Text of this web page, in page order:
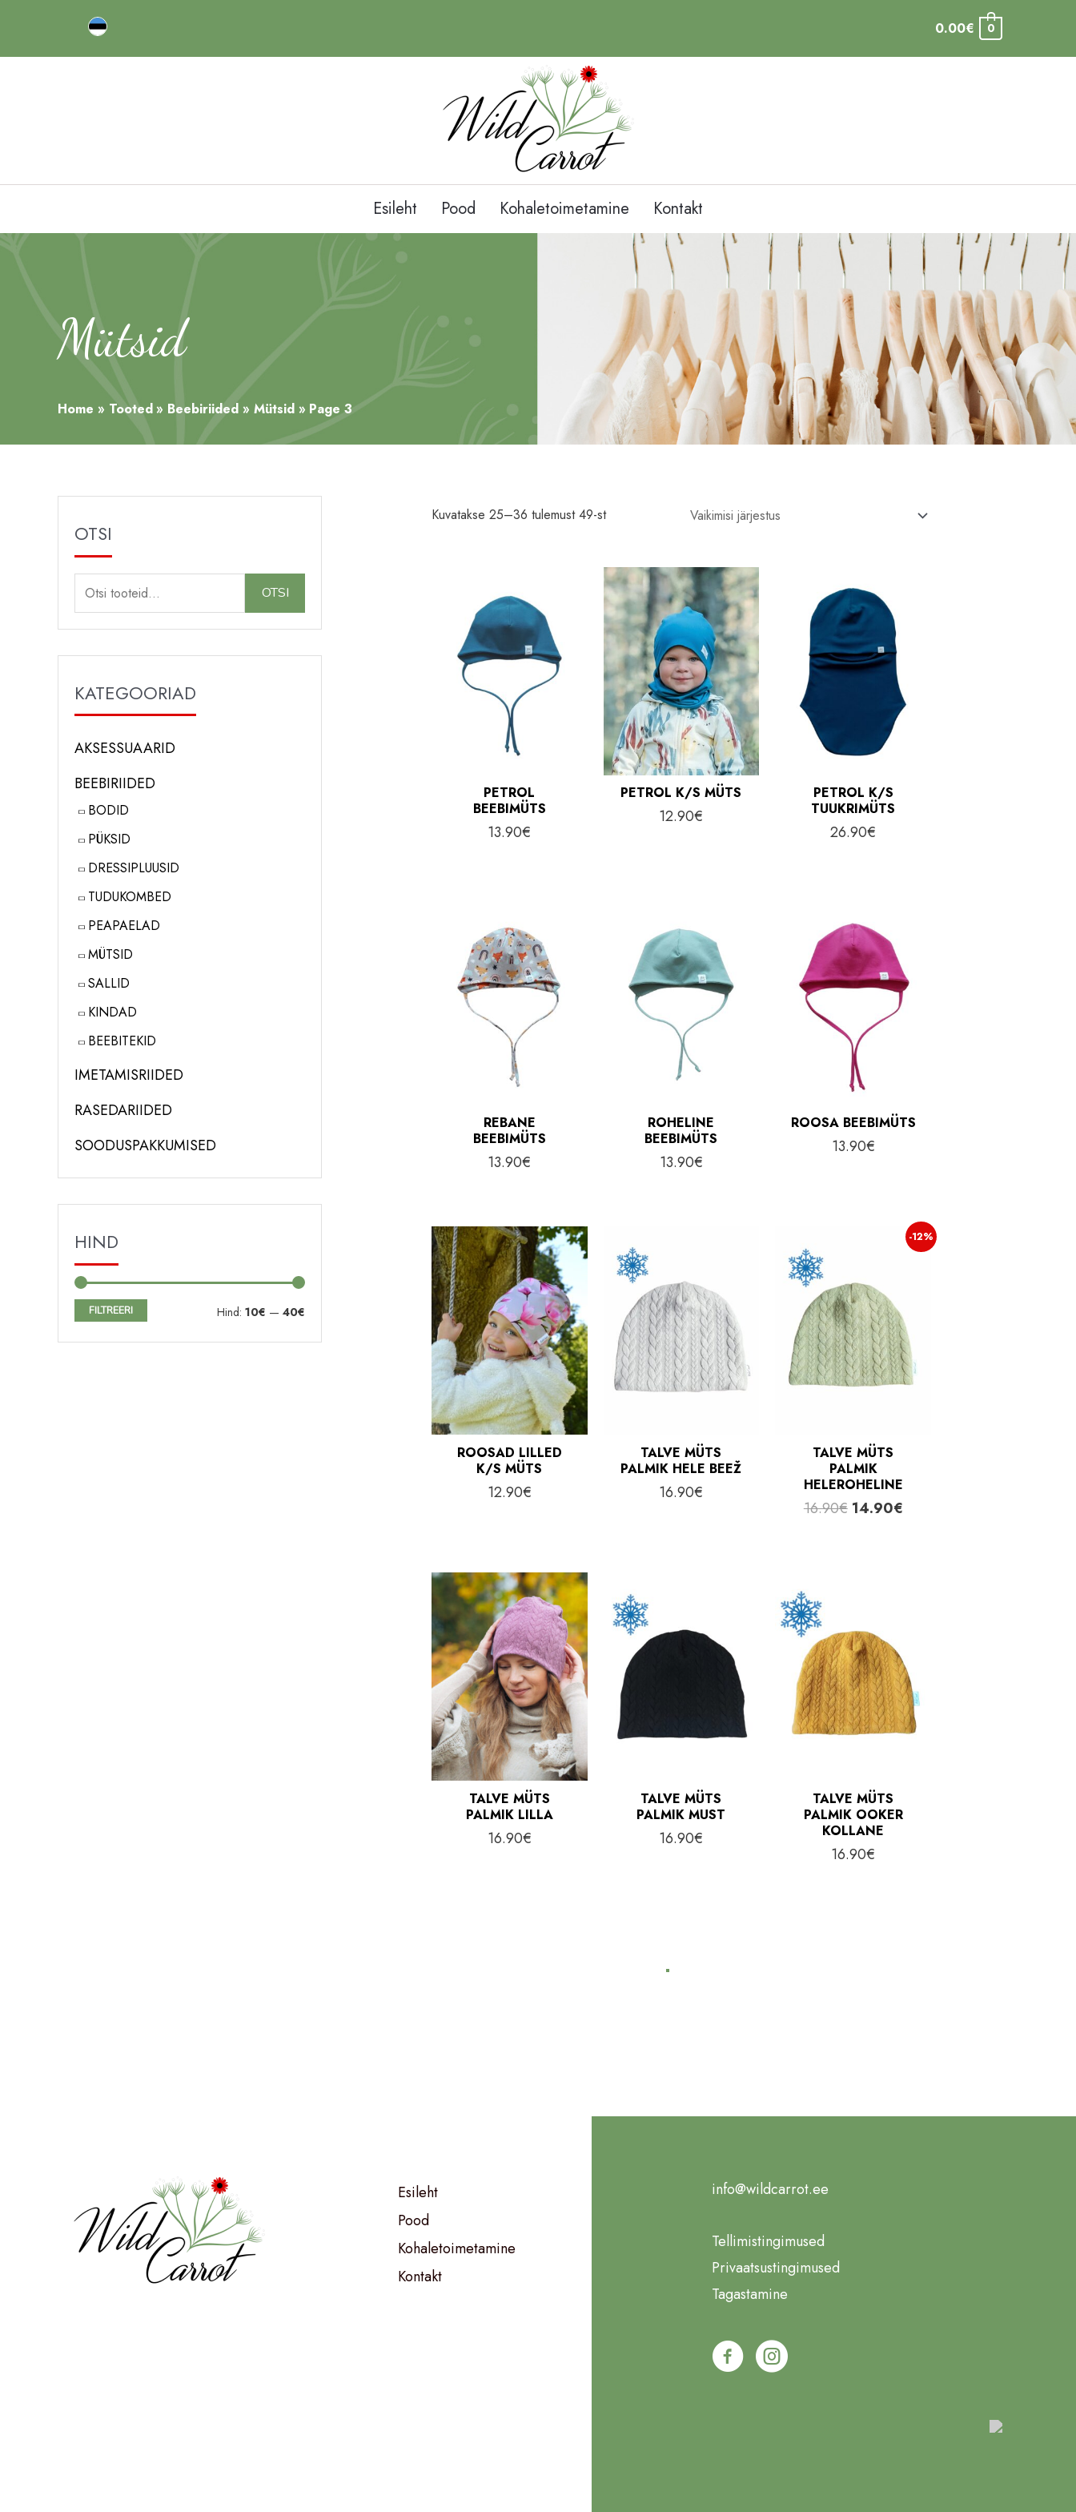
0.00€ 0
Esileht Pood Kohaletoimetamine Kontakt
Mütsid
Home Tooted Beebiriided Mütsid Page 3
OTSI
t
i
:
OTSI
KATEGOORIAD
AKSESSUAARID
BEEBIRIIDED
BODID
PÜKSID
DRESSIPLUUSID
TUDUKOMBED
PEAPAELAD
MÜTSID
SALLID
KINDAD
BEEBITEKID
IMETAMISRIIDED
RASEDARIIDED
SOODUSPAKKUMISED
HIND
ia
FILTREERI Hind: 10€ — 40€
Kuvatakse 25–36 tulemust 49-st
PETROL
BEEBIMÜTS
13.90€
PETROL K/S MÜTS
12.90€
PETROL K/S
TUUKRIMÜTS
26.90€
REBANE
BEEBIMÜTS
13.90€
ROHELINE
BEEBIMÜTS
13.90€
ROOSA BEEBIMÜTS
13.90€
ROOSAD LILLED
K/S MÜTS
12.90€
TALVE MÜTS
PALMIK HELE BEEŽ
16.90€
-12%
TALVE MÜTS
PALMIK
HELEROHELINE
16.90€ Algne
14.90€Praegune
TALVE MÜTS
PALMIK LILLA
16.90€
TALVE MÜTS
PALMIK MUST
16.90€
TALVE MÜTS
PALMIK OOKER
KOLLANE
16.90€
Esileht
Pood
Kohaletoimetamine
Kontakt
info@wildcarrot.ee
Tellimistingimused
Privaatsustingimused
Tagastamine